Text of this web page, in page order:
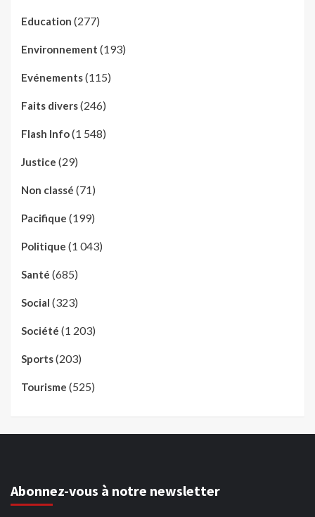
Education (277)
Environnement (193)
Evénements(115)
Faits divers(246)
Flash Info(1 548)
Justice (29)
Non classé (71)
Pacifique (199)
Politique (1 043)
Santé (685)
Social (323)
Société (1 203)
Sports(203)
Tourisme (525)
Abonnez-vous à notre newsletter